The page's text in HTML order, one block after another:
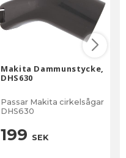
Makita Dammunstycke,
DHS630
Passar Makita cirkelsågar
DHS630
199 SEK